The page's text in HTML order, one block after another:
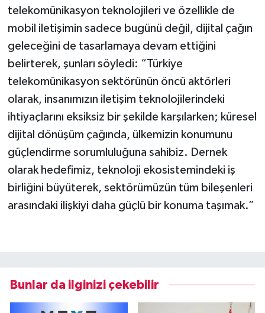
telekomünikasyon teknolojileri ve özellikle de
mobil iletişimin sadece bugünü değil, dijital çağın
geleceğini de tasarlamaya devam ettiğini
belirterek, şunları söyledi: “Türkiye
telekomünikasyon sektörünün öncü aktörleri
olarak, insanımızın iletişim teknolojilerindeki
ihtiyaçlarını eksiksiz bir şekilde karşılarken; küresel
dijital dönüşüm çağında, ülkemizin konumunu
güçlendirme sorumluluğuna sahibiz. Dernek
olarak hedefimiz, teknoloji ekosistemindeki iş
birliğini büyüterek, sektörümüzün tüm bileşenleri
arasındaki ilişkiyi daha güçlü bir konuma taşımak.”
Bunlar da ilginizi çekebilir